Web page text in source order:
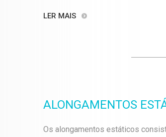
LER MAIS
ALONGAMENTOS
Os alongamentos estáticos